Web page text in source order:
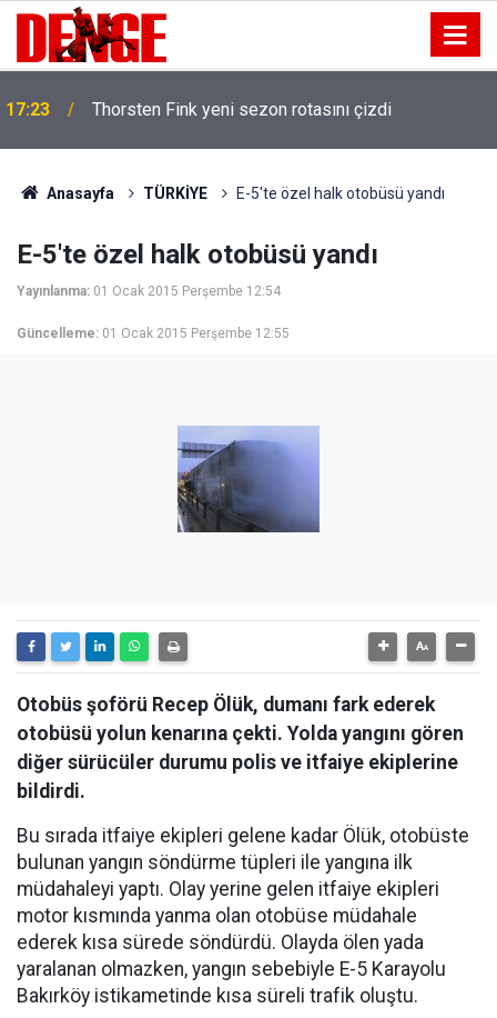
17:23 Thorsten Fink yeni sezon rotasını çizdi
Anasayfa TÜRKİYE E-5'te özel halk otobüsü yandı
E-5'te özel halk otobüsü yandı
Yayınlanma: 01 Ocak 2015 Perşembe 12:54
Güncelleme: 01 Ocak 2015 Perşembe 12:55
Otobüs şoförü Recep Ölük, dumanı fark ederek
otobüsü yolun kenarına çekti. Yolda yangını gören
diğer sürücüler durumu polis ve itfaiye ekiplerine
bildirdi.
Bu sırada itfaiye ekipleri gelene kadar Ölük, otobüste
bulunan yangın söndürme tüpleri ile yangına ilk
müdahaleyi yaptı. Olay yerine gelen itfaiye ekipleri
motor kısmında yanma olan otobüse müdahale
ederek kısa sürede söndürdü. Olayda ölen yada
yaralanan olmazken, yangın sebebiyle E-5 Karayolu
Bakırköy istikametinde kısa süreli trafik oluştu.